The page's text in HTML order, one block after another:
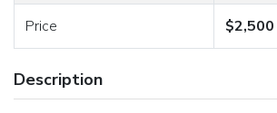
Price
Description